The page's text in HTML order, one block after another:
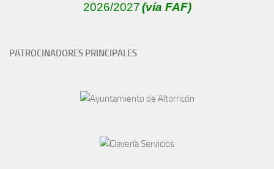
2026/2027(vía FAF)
PATROCINADORES PRINCIPALES